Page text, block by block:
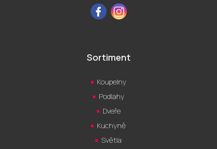
FacebookInstagram
Sortiment
Koupelny
Podlahy
Dveře
Kuchyně
Světla